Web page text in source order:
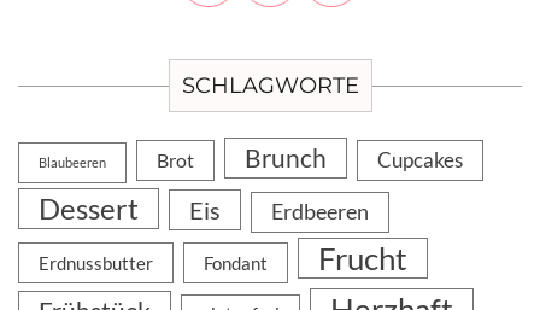
SCHLAGWORTE
Blaubeeren Brot Brunch Cupcakes
Dessert Eis Erdbeeren
Erdnussbutter Fondant Frucht